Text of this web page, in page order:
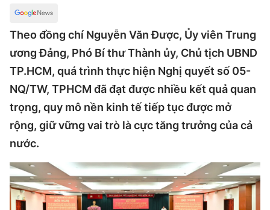
Theo đồng chí Nguyễn Văn Được, Ủy viên Trung
ương Đảng, Phó Bí thư Thành ủy, Chủ tịch UBND
TP.HCM, quá trình thực hiện Nghị quyết số 05-
NQ/TW, TPHCM đã đạt được nhiều kết quả quan
trọng, quy mô nền kinh tế tiếp tục được mở
rộng, giữ vững vai trò là cực tăng trưởng của cả
nước.